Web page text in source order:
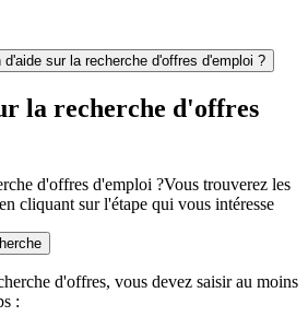
sur la recherche d'offres d'emploi ?
la recherche d'offres
d'offres d'emploi ?Vous trouverez les
cliquant sur l'étape qui vous intéresse
d'offres, vous devez saisir au moins
: